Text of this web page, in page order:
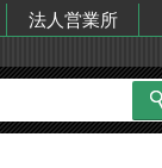
法人営業所